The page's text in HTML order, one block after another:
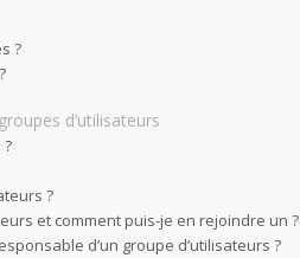
?
d’utilisateurs
?
et comment puis-je en rejoindre un ?
d’un groupe d’utilisateurs ?